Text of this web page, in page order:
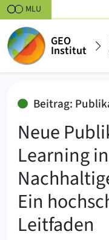
Zum Inhalt springen
MLU
GEO
Institut
Neue
Beitrag:
Neue
Learning
Ein
Leitfaden